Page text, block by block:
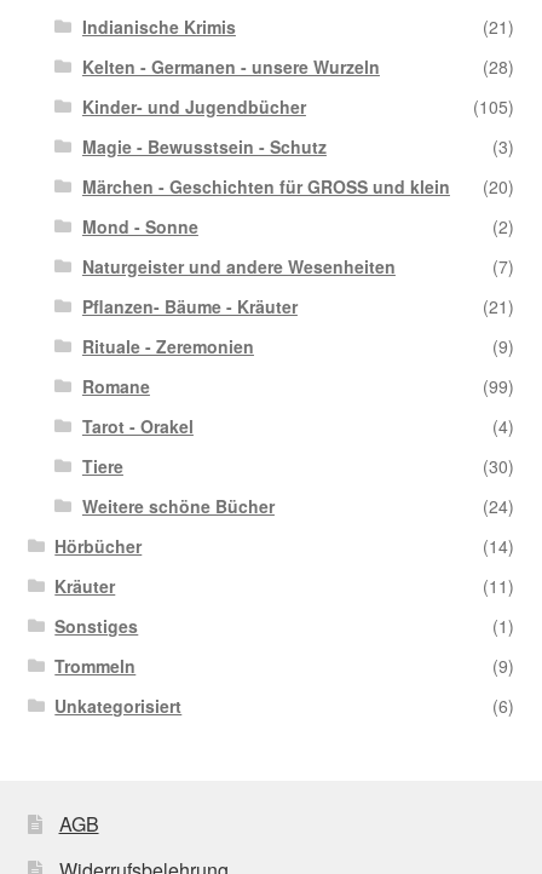
Indianische Krimis
(21)
Kelten - Germanen - unsere Wurzeln
(28)
Kinder- und Jugendbücher
(105)
Magie - Bewusstsein - Schutz
(3)
Märchen - Geschichten für GROSS und klein
(20)
Mond - Sonne
(2)
Naturgeister und andere Wesenheiten
(7)
Pflanzen- Bäume - Kräuter
(21)
Rituale - Zeremonien
(9)
Romane
(99)
Tarot - Orakel
(4)
Tiere
(30)
Weitere schöne Bücher
(24)
Hörbücher
(14)
Kräuter
(11)
Sonstiges
(1)
Trommeln
(9)
Unkategorisiert
(6)
AGB